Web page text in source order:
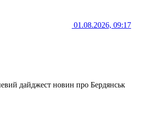
01.08.2026, 09:17
дайджест новин про Бердянськ